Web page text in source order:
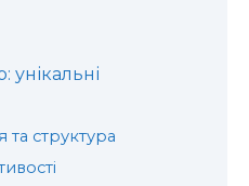
унікальні
структура